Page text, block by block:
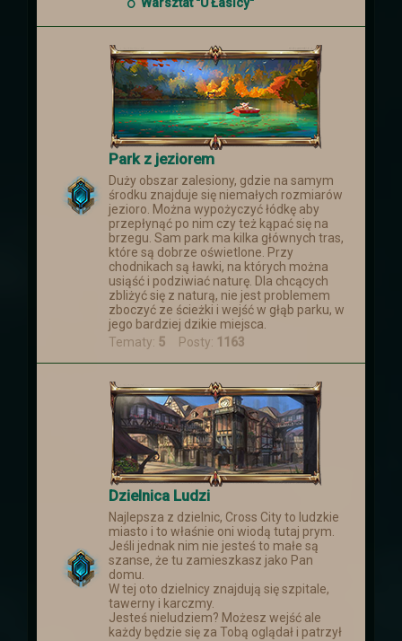
smoków, który nastąpił ponad miesiąc
Park z jeziorem
Duży obszar zalesiony, gdzie na samym
środku znajduje się niemałych rozmiarów
jezioro. Można wypożyczyć łódkę aby
przepłynąć po nim czy też kąpać się na
brzegu. Sam park ma kilka głównych tras,
które są dobrze oświetlone. Przy
chodnikach są ławki, na których można
usiąść i podziwiać naturę. Dla chcących
zbliżyć się z naturą, nie jest problemem
zboczyć ze ścieżki i wejść w głąb parku, w
jego bardziej dzikie miejsca.
Tematy: 5 Posty: 1163
Dzielnica Ludzi
Najlepsza z dzielnic, Cross City to ludzkie
miasto i to właśnie oni wiodą tutaj prym.
Jeśli jednak nim nie jesteś to małe są
szanse, że tu zamieszkasz jako Pan
domu.
W tej oto dzielnicy znajdują się szpitale,
tawerny i karczmy.
Jesteś nieludziem? Możesz wejść ale
każdy będzie się za Tobą oglądał i patrzył